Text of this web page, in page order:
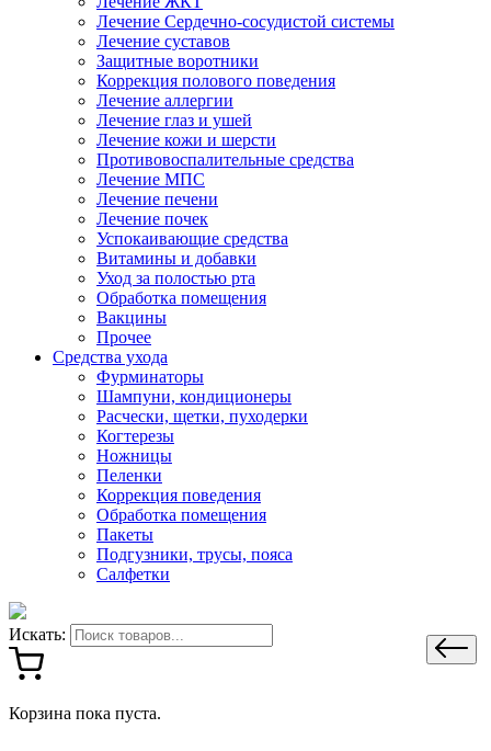
Лечение Сердечно-сосудистой системы
Лечение суставов
Защитные воротники
Коррекция полового поведения
Лечение аллергии
Лечение глаз и ушей
Лечение кожи и шерсти
Противовоспалительные средства
Лечение МПС
Лечение печени
Лечение почек
Успокаивающие средства
Витамины и добавки
Уход за полостью рта
Обработка помещения
Вакцины
Прочее
Средства ухода
Фурминаторы
Шампуни, кондиционеры
Расчески, щетки, пуходерки
Когтерезы
Ножницы
Пеленки
Коррекция поведения
Обработка помещения
Пакеты
Подгузники, трусы, пояса
Салфетки
Искать:
Корзина пока пуста.